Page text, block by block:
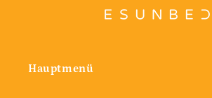
Hauptmenü